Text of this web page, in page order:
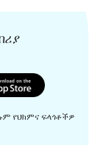
የህክምና ፍላጎቶችዎ